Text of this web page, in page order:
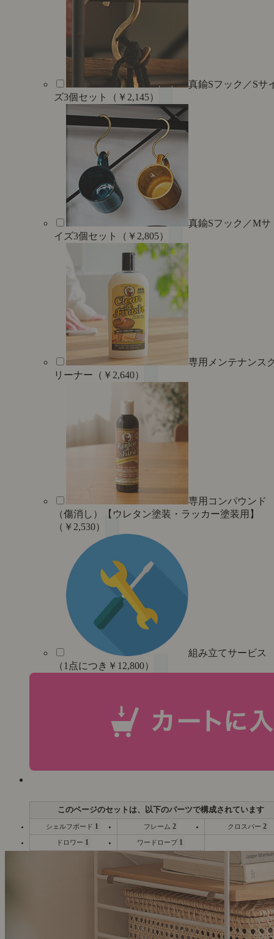
真鍮Sフック／Sサ
ズ3個セット（￥2,145）
真鍮Sフック／Mサ
イズ3個セット（￥2,805）
専用メンテナンス
リーナー（￥2,640）
専用コンパウンド
（傷消し）【ウレタン塗装・ラッカー塗装用】
（￥2,530）
組み立てサービス
（1点につき￥12,800）
シェルフボード 1 フレーム 2 クロスバー 2
ドロワー 1 ワードローブ 1